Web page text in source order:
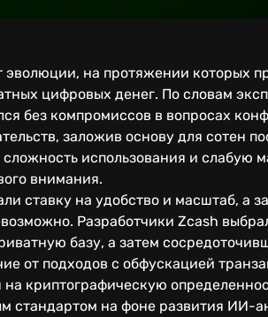
эволюции, на протяжении которых
цифровых денег. По словам
без компромиссов в вопросах
заложив основу для сотен
использования и слабую
внимания.
ставку на удобство и масштаб, а
Разработчики Zcash
базу, а затем
от подходов с обфускацией
криптографическую
стандартом на фоне развития ИИ-